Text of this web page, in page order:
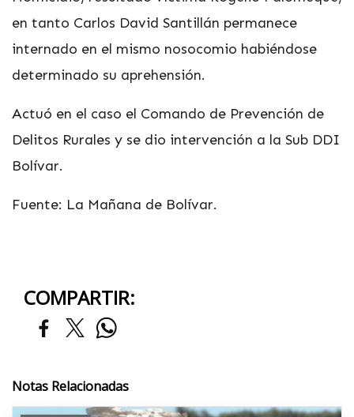
en tanto Carlos David Santillán permanece
internado en el mismo nosocomio habiéndose
determinado su aprehensión.
Actuó en el caso el Comando de Prevención de
Delitos Rurales y se dio intervención a la Sub DDI
Bolívar.
Fuente: La Mañana de Bolívar.
COMPARTIR:
Notas Relacionadas